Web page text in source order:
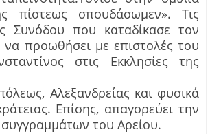
ς πίστεως σπουδάσωμεν». Τις
Συνόδου που καταδίκασε τον
να προωθήσει με επιστολές του
στις Εκκλησίες της
, Αλεξανδρείας και φυσικά
Επίσης, απαγορεύει την
του Αρείου.